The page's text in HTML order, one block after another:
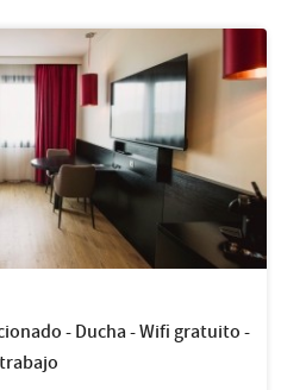
- Ducha - Wifi gratuito -